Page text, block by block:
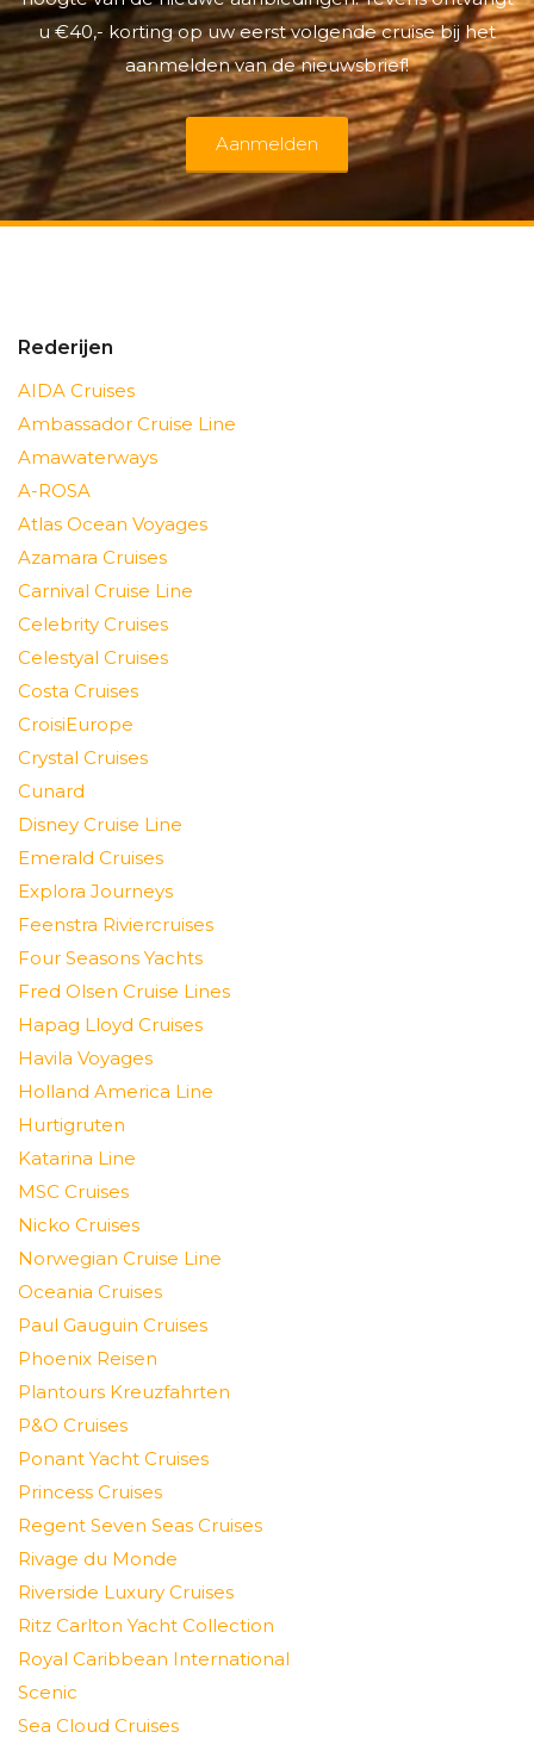
u €40,- korting op uw eerst volgende cruise bij het
aanmelden van de nieuwsbrief!
Aanmelden
Rederijen
AIDA Cruises
Ambassador Cruise Line
Amawaterways
A-ROSA
Atlas Ocean Voyages
Azamara Cruises
Carnival Cruise Line
Celebrity Cruises
Celestyal Cruises
Costa Cruises
CroisiEurope
Crystal Cruises
Cunard
Disney Cruise Line
Emerald Cruises
Explora Journeys
Feenstra Riviercruises
Four Seasons Yachts
Fred Olsen Cruise Lines
Hapag Lloyd Cruises
Havila Voyages
Holland America Line
Hurtigruten
Katarina Line
MSC Cruises
Nicko Cruises
Norwegian Cruise Line
Oceania Cruises
Paul Gauguin Cruises
Phoenix Reisen
Plantours Kreuzfahrten
P&O Cruises
Ponant Yacht Cruises
Princess Cruises
Regent Seven Seas Cruises
Rivage du Monde
Riverside Luxury Cruises
Ritz Carlton Yacht Collection
Royal Caribbean International
Scenic
Sea Cloud Cruises